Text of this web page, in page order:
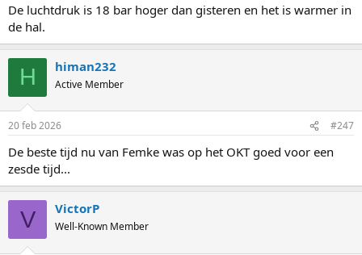
De luchtdruk is 18 bar hoger dan gisteren en het is warmer in
de hal.
H himan232
Active Member
20 feb 2026 #247
De beste tijd nu van Femke was op het OKT goed voor een
zesde tijd...
V VictorP
Well-Known Member